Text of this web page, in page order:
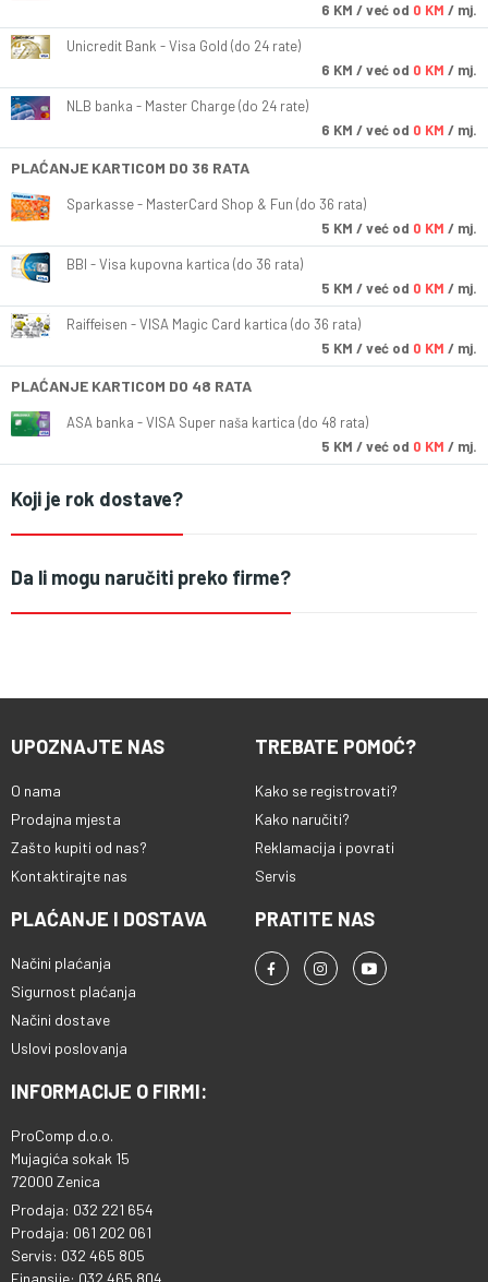
6 KM / već od 0 KM / mj.
Unicredit Bank - Visa Gold (do 24 rate)
6 KM / već od 0 KM / mj.
NLB banka - Master Charge (do 24 rate)
6 KM / već od 0 KM / mj.
PLAĆANJE KARTICOM DO 36 RATA
Sparkasse - MasterCard Shop & Fun (do 36 rata)
5 KM / već od 0 KM / mj.
BBI - Visa kupovna kartica (do 36 rata)
5 KM / već od 0 KM / mj.
Raiffeisen - VISA Magic Card kartica (do 36 rata)
5 KM / već od 0 KM / mj.
PLAĆANJE KARTICOM DO 48 RATA
ASA banka - VISA Super naša kartica (do 48 rata)
5 KM / već od 0 KM / mj.
Koji je rok dostave?
Da li mogu naručiti preko firme?
UPOZNAJTE NAS
O nama
Prodajna mjesta
Zašto kupiti od nas?
Kontaktirajte nas
TREBATE POMOĆ?
Kako se registrovati?
Kako naručiti?
Reklamacija i povrati
Servis
PLAĆANJE I DOSTAVA
Načini plaćanja
Sigurnost plaćanja
Načini dostave
Uslovi poslovanja
PRATITE NAS
INFORMACIJE O FIRMI:
ProComp d.o.o.
Mujagića sokak 15
72000 Zenica
Prodaja: 032 221 654
Prodaja: 061 202 061
Servis: 032 465 805